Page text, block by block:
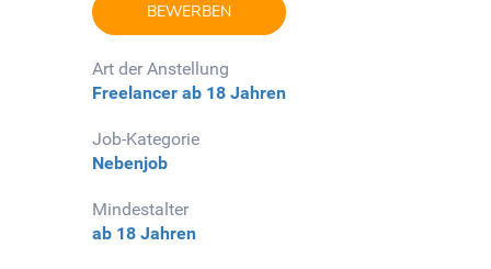
BEWERBEN
Art der Anstellung
Freelancer ab 18 Jahren
Job-Kategorie
Nebenjob
Mindestalter
ab 18 Jahren